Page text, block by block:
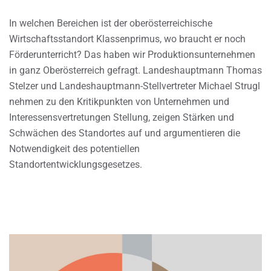
In welchen Bereichen ist der oberösterreichische
Wirtschaftsstandort Klassenprimus, wo braucht er noch
Förderunterricht? Das haben wir Produktionsunternehmen
in ganz Oberösterreich gefragt. Landeshauptmann Thomas
Stelzer und Landeshauptmann-Stellvertreter Michael Strugl
nehmen zu den Kritikpunkten von Unternehmen und
Interessensvertretungen Stellung, zeigen Stärken und
Schwächen des Standortes auf und argumentieren die
Notwendigkeit des potentiellen
Standortentwicklungsgesetzes.